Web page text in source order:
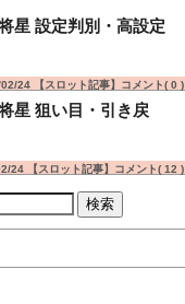
星 設定判別・高設定
24 【スロット記事】コメント( 0 )
星 狙い目・引き戻
24 【スロット記事】コメント( 12 )